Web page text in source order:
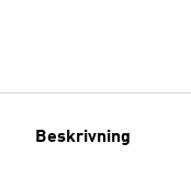
Beskrivning